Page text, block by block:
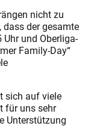
nicht zu
dass der gesamte
und Oberliga-
Family-Day“
sich auf viele
für uns sehr
Unterstützung